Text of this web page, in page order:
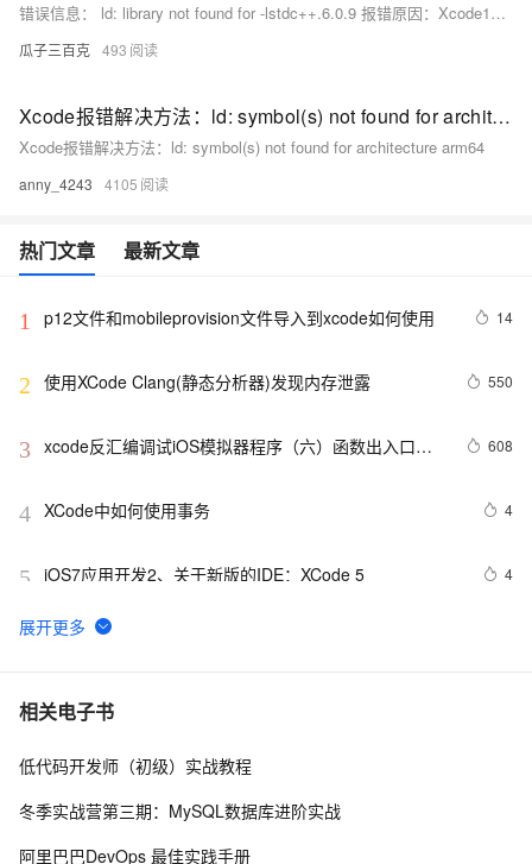
错误信息： ld: library not found for -lstdc++.6.0.9 报错原因：Xcode10移除了动态库libstdc
瓜子三百克 493
Xcode报错解决方法：ld: symbol(s) not found for architecture arm64
Xcode报错解决方法：ld: symbol(s) not found for architecture arm64
anny_4243 4105
热门文章 最新文章
1 p12文件和mobileprovision文件导入到xcode如何使用 14
2 使用XCode Clang(静态分析器)发现内存泄露 550
3 xcode反汇编调试iOS模拟器程序（六）函数出入口处
608
4 XCode中如何使用事务 4
5 iOS7应用开发2、关于新版的IDE：XCode 5 4
6 xcode环境变量和路径设置
7 解决Xcode15报错:DT_TOOLCHAIN_DIR cannot be
8 Launch Image XCode8 配置
相关电子书
低代码开发师（初级）实战教程
冬季实战营第三期：MySQL数据库进阶实战
阿里巴巴DevOps 最佳实践手册